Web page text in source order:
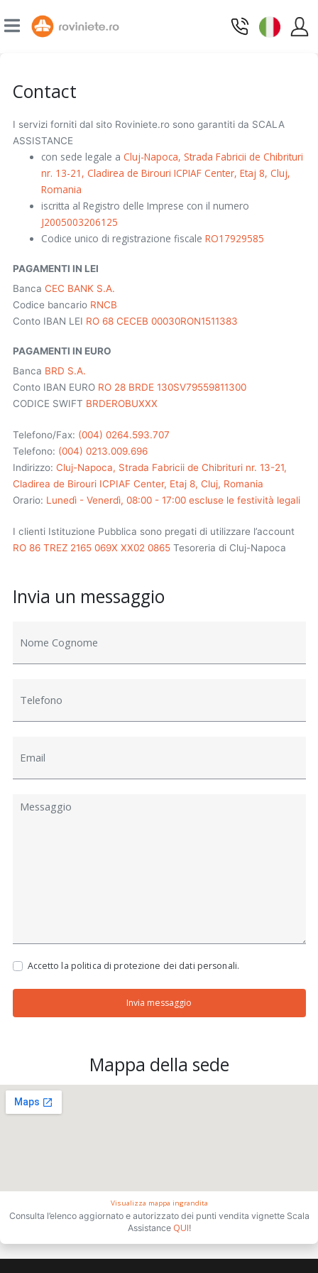
Contact
I servizi forniti dal sito Roviniete.ro sono garantiti da SCALA
ASSISTANCE
con sede legale a Cluj-Napoca, Strada Fabricii de Chibrituri
nr. 13-21, Cladirea de Birouri ICPIAF Center, Etaj 8, Cluj,
Romania
iscritta al Registro delle Imprese con il numero
J2005003206125
Codice unico di registrazione fiscale RO17929585
PAGAMENTI IN LEI
Banca CEC BANK S.A.
Codice bancario RNCB
Conto IBAN LEI RO 68 CECEB 00030RON1511383
PAGAMENTI IN EURO
Banca BRD S.A.
Conto IBAN EURO RO 28 BRDE 130SV79559811300
CODICE SWIFT BRDEROBUXXX
Telefono/Fax: (004) 0264.593.707
Telefono: (004) 0213.009.696
Indirizzo: Cluj-Napoca, Strada Fabricii de Chibrituri nr. 13-21,
Cladirea de Birouri ICPIAF Center, Etaj 8, Cluj, Romania
Orario: Lunedì - Venerdì, 08:00 - 17:00 escluse le festività legali
I clienti Istituzione Pubblica sono pregati di utilizzare l’account
RO 86 TREZ 2165 069X XX02 0865Tesoreria di Cluj-Napoca
Invia un messaggio
Accetto la politica di protezione dei dati personali.
Invia messaggio
Mappa della sede
Visualizza mappa ingrandita
Consulta l’elenco aggiornato e autorizzato dei punti vendita vignette Scala
Assistance QUI!